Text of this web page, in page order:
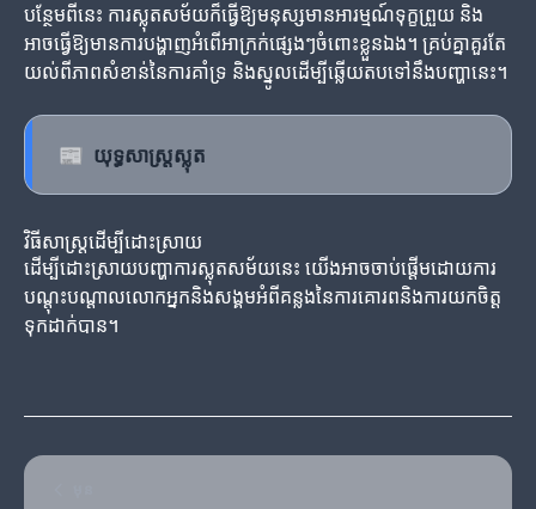
បន្ថែមពីនេះ ការស្លុតសម័យក៏ធ្វើឱ្យមនុស្សមានអារម្មណ៍ទុក្ខព្រួយ និង
អាចធ្វើឱ្យមានការបង្ហាញអំពើអាក្រក់ផ្សេងៗចំពោះខ្លួនឯង។ គ្រប់គ្នាគួរតែ
យល់ពីភាពសំខាន់នៃការគាំទ្រ និងស្នូលដើម្បីឆ្លើយតបទៅនឹងបញ្ហានេះ។
📰 យុទ្ធសាស្ត្រស្លុត
វិធីសាស្ដ្រដើម្បីដោះស្រាយ
ដើម្បីដោះស្រាយបញ្ហាការស្លុតសម័យនេះ យើងអាចចាប់ផ្តើមដោយការ
បណ្តុះបណ្តាលលោកអ្នកនិងសង្គមអំពីគន្លងនៃការគោរពនិងការយកចិត្ត
ទុកដាក់បាន។